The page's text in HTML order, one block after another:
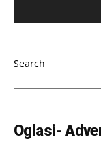
Search
Oglasi-